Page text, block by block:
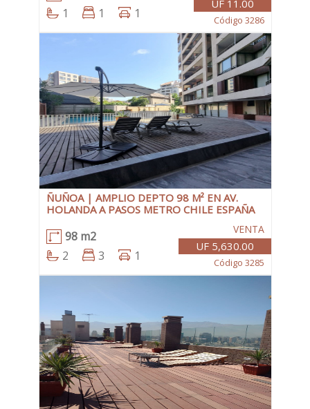
1
1 1
UF 11.00
Código 3286
ÑUÑOA | AMPLIO DEPTO 98 M² EN AV.
HOLANDA A PASOS METRO CHILE ESPAÑA
98 m2
2
3 1
VENTA
UF 5,630.00
Código 3285